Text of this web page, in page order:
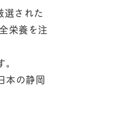
された
栄養を注
本の静岡